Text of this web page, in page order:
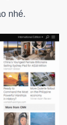
nhé.